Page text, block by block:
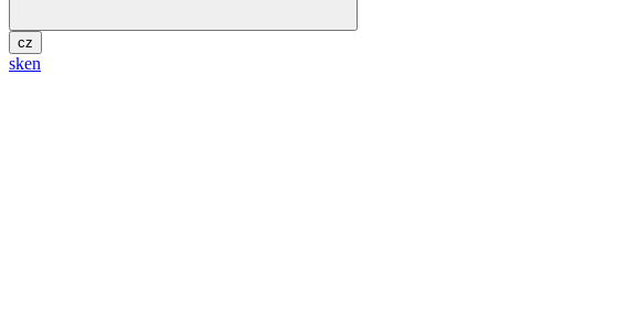
cz
sken